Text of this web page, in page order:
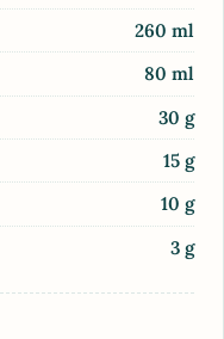
260 ml
80 ml
30 g
15 g
10 g
3 g